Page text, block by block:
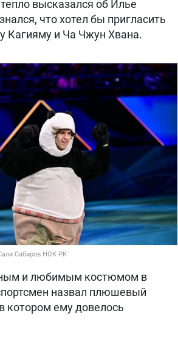
высказался об Илье
что хотел бы пригласить
Кагияму и Ча Чжун Хвана.
Сабиров НОК РК
и любимым костюмом в
назвал плюшевый
котором ему довелось